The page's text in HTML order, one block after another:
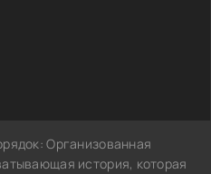
Организованная
история, которая